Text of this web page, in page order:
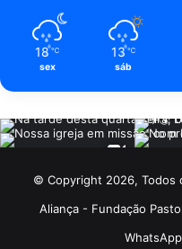
18 ℃
sex
13 ℃
sáb
© Copyright 2026,
Aliança - Fundação